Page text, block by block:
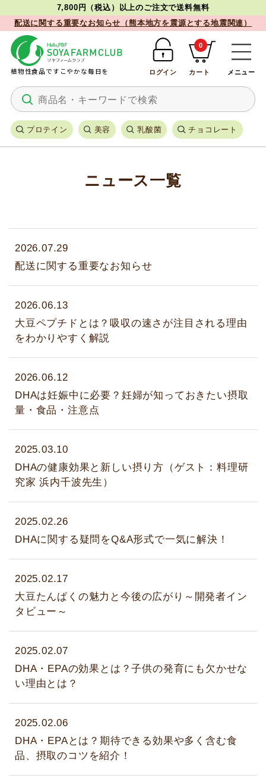
7,800円（税込）以上のご注文で送料無料
配送に関する重要なお知らせ（熊本地方を震源とする地震関連）
植物性食品ですこやかな毎日を
プロテイン 美容 乳酸菌 チョコレート
ログイン カート
0
メニュー
ニュース一覧
2026.07.29
配送に関する重要なお知らせ
2026.06.13
大豆ペプチドとは？吸収の速さが注目される理由
をわかりやすく解説
2026.06.12
DHAは妊娠中に必要？妊婦が知っておきたい摂取
量・食品・注意点
2025.03.10
DHAの健康効果と新しい摂り方（ゲスト：料理研
究家 浜内千波先生）
2025.02.26
DHAに関する疑問をQ&A形式で一気に解決！
2025.02.17
大豆たんぱくの魅力と今後の広がり～開発者イン
タビュー～
2025.02.07
DHA・EPAの効果とは？子供の発育にも欠かせな
い理由とは？
2025.02.06
DHA・EPAとは？期待できる効果や多く含む食
品、摂取のコツを紹介！